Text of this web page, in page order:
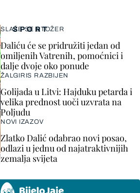
SPORT
SLAŽE SE STOŽER
Daliću će se pridružiti jedan od
omiljenih Vatrenih, pomoćnici i
dalje dvoje oko ponude
ŽALGIRIS RAZBIJEN
Golijada u Litvi: Hajduku petarda i
velika prednost uoči uzvrata na
Poljudu
NOVI IZAZOV
Zlatko Dalić odabrao novi posao,
odlazi u jednu od najatraktivnijih
zemalja svijeta